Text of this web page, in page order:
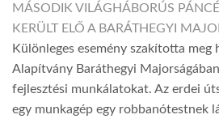
MÁSODIK VILÁGHÁBORÚS
KERÜLT ELŐ A BARÁTHEGYI
Különleges esemény szakította meg
Alapítvány Baráthegyi
fejlesztési munkálatokat. Az erdei
egy munkagép egy robbanótestnek